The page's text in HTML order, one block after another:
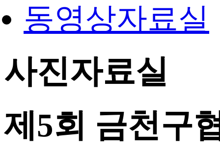
동영상자료실
사진자료실
제5회 금천구